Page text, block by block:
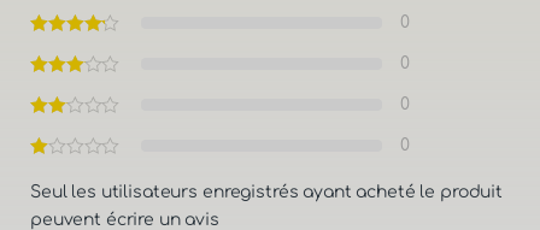
0
0
0
0
Seul les utilisateurs enregistrés ayant acheté le produit
peuvent écrire un avis